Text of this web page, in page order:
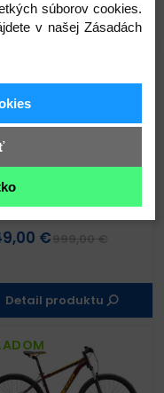
Detail produktu
300
€999,00 €
Detail produktu
súborov cookies.
v našej Zásadách